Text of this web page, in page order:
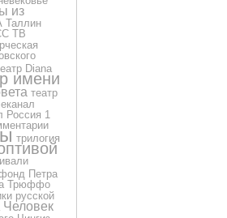
из
Таллин
ТВ
Diana
имени
театр
Россия 1
трилогия
Петра
Трюффо
русской
Человек